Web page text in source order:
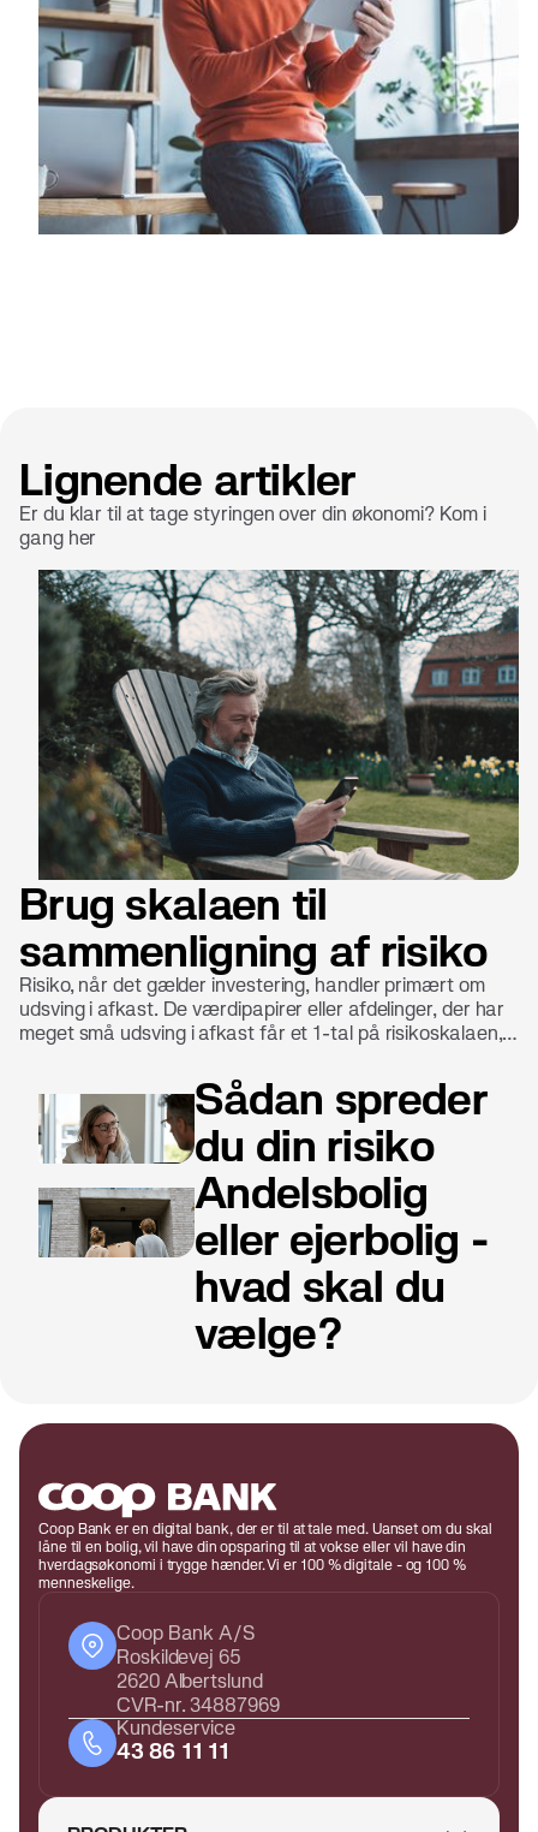
Lignende artikler
Er du klar til at tage styringen over din økonomi? Kom i
gang her
Brug skalaen til
sammenligning af risiko
Risiko, når det gælder investering, handler primært om
udsving i afkast. De værdipapirer eller afdelinger, der har
meget små udsving i afkast får et 1-tal på risikoskalaen,
Sådan spreder
du din risiko
Andelsbolig
eller ejerbolig -
hvad skal du
vælge?
Coop Bank er en digital bank, der er til at tale med. Uanset om du skal
låne til en bolig, vil have din opsparing til at vokse eller vil have din
hverdagsøkonomi i trygge hænder. Vi er 100 % digitale - og 100 %
menneskelige.
Coop Bank A/S
Roskildevej 65
2620 Albertslund
CVR-nr. 34887969
Kundeservice
43 86 11 11